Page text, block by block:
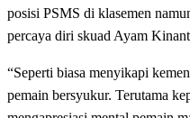
posisi PSMS di klasemen
percaya diri skuad Ayam
“Seperti biasa menyikapi
pemain bersyukur. Terutama